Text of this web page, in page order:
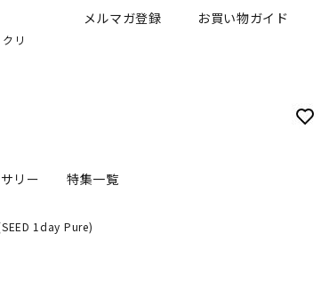
リ
メルマガ登録 お買い物ガイド
リー 特集一覧
1day Pure)